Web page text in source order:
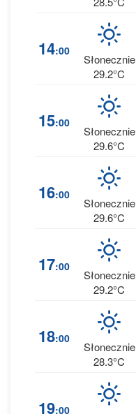
14:00
Słonecznie
29.2°C
15:00
Słonecznie
29.6°C
16:00
Słonecznie
29.6°C
17:00
Słonecznie
29.2°C
18:00
Słonecznie
28.3°C
19:00